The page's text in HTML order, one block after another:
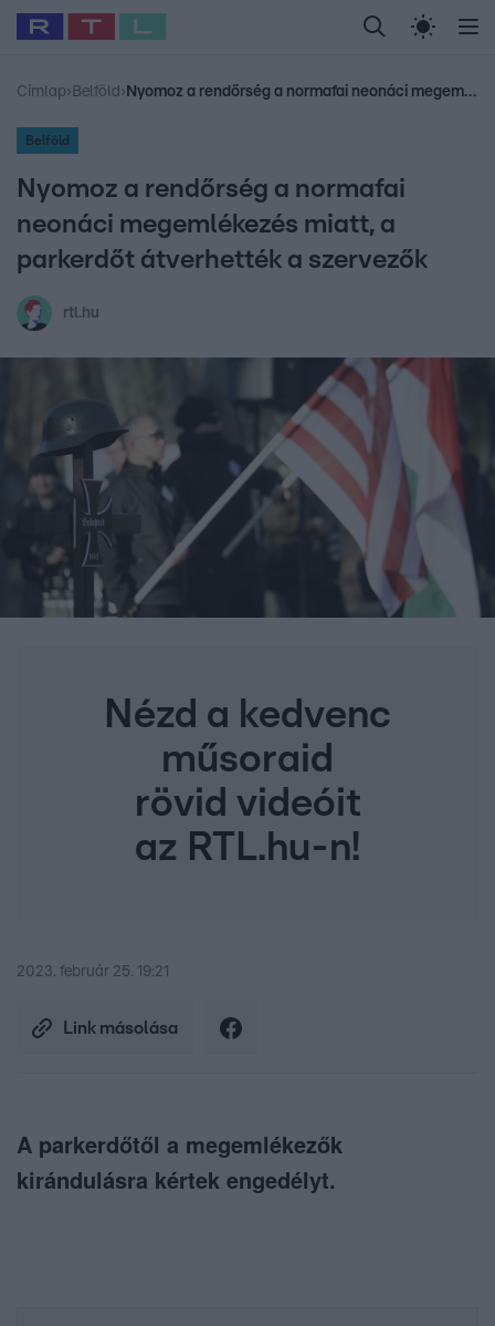
Legfrissebb RTL Híradó Randi Celeb vagyok,
Babits Marcella Most Wanted Gallusz
Címlap› Belföld › Nyomoz a rendőrség a normafai neonáci megemlékezés miatt, a parkerdőt átverhették a szervezők
Belföld
Nyomoz a rendőrség a normafai
neonáci megemlékezés miatt, a
parkerdőt átverhették a szervezők
rtl.hu
Nézd a kedvenc
műsoraid
rövid videóit
az RTL.hu-n!
2023. február 25. 19:21
Link másolása
A parkerdőtől a megemlékezők
kirándulásra kértek engedélyt.